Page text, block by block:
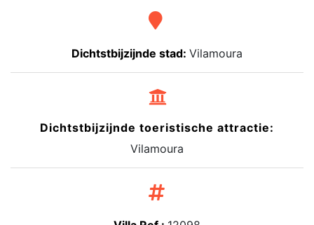
Dichtstbijzijnde stad: Vilamoura
Dichtstbijzijnde toeristische attractie:
Vilamoura